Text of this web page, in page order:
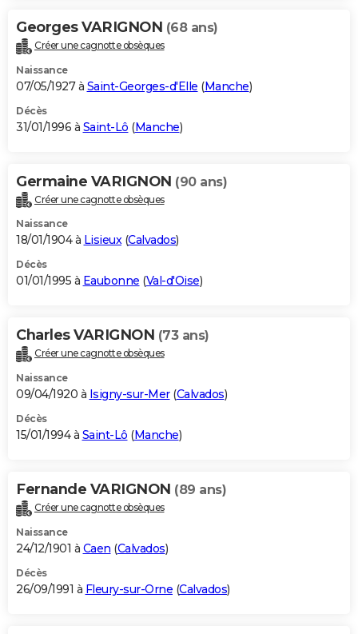
Georges VARIGNON (68 ans)
Créer une cagnotte obsèques
Naissance
07/05/1927 à Saint-Georges-d'Elle (Manche)
Décès
31/01/1996 à Saint-Lô (Manche)
Germaine VARIGNON (90 ans)
Créer une cagnotte obsèques
Naissance
18/01/1904 à Lisieux(Calvados)
Décès
01/01/1995 à Eaubonne (Val-d'Oise)
Charles VARIGNON (73 ans)
Créer une cagnotte obsèques
Naissance
09/04/1920 à Isigny-sur-Mer(Calvados)
Décès
15/01/1994 à Saint-Lô (Manche)
Fernande VARIGNON (89 ans)
Créer une cagnotte obsèques
Naissance
24/12/1901 à Caen (Calvados)
Décès
26/09/1991 à Fleury-sur-Orne (Calvados)